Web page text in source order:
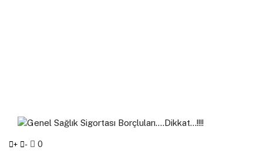
+ - 0